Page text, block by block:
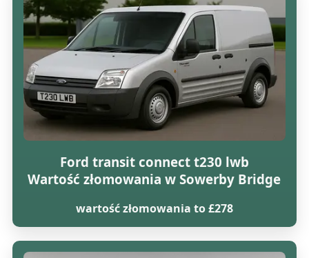
Ford transit connect t230 lwb
Wartość złomowania w Sowerby Bridge
wartość złomowania to £278